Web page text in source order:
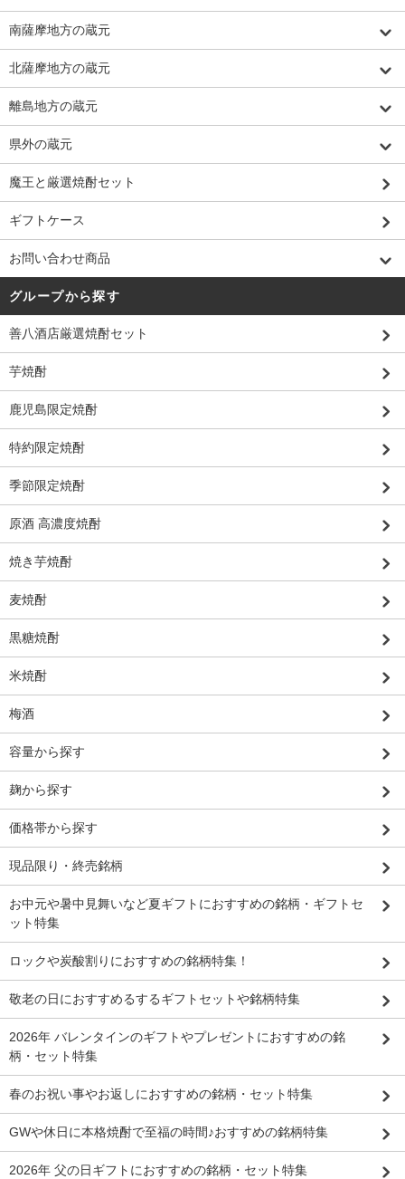
南薩摩地方の蔵元
北薩摩地方の蔵元
離島地方の蔵元
県外の蔵元
魔王と厳選焼酎セット
ギフトケース
お問い合わせ商品
グループから探す
善八酒店厳選焼酎セット
芋焼酎
鹿児島限定焼酎
特約限定焼酎
季節限定焼酎
原酒 高濃度焼酎
焼き芋焼酎
麦焼酎
黒糖焼酎
米焼酎
梅酒
容量から探す
麹から探す
価格帯から探す
現品限り・終売銘柄
お中元や暑中見舞いなど夏ギフトにおすすめの銘柄・ギフトセ
ット特集
ロックや炭酸割りにおすすめの銘柄特集！
敬老の日におすすめるするギフトセットや銘柄特集
2026年 バレンタインのギフトやプレゼントにおすすめの銘
柄・セット特集
春のお祝い事やお返しにおすすめの銘柄・セット特集
GWや休日に本格焼酎で至福の時間♪おすすめの銘柄特集
2026年 父の日ギフトにおすすめの銘柄・セット特集